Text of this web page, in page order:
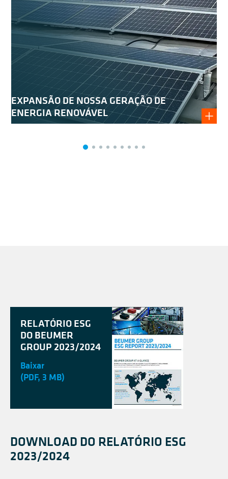
EXPANSÃO DE NOSSA GERAÇÃO DE
ENERGIA RENOVÁVEL
RELATÓRIO ESG
DO BEUMER
GROUP 2023/2024
Baixar
(PDF, 3 MB)
DOWNLOAD DO RELATÓRIO ESG
2023/2024